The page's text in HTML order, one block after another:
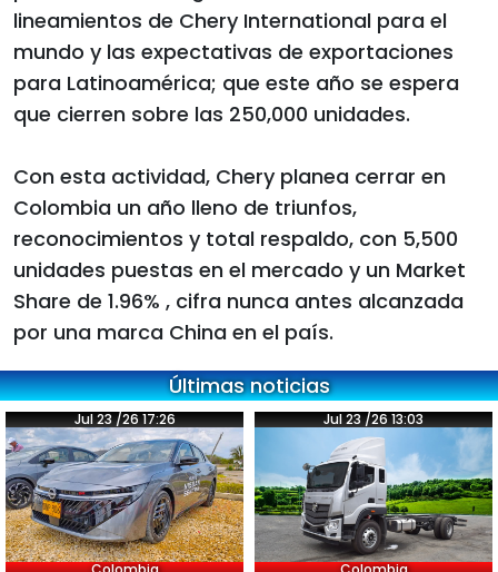
lineamientos de Chery International para el
mundo y las expectativas de exportaciones
para Latinoamérica; que este año se espera
que cierren sobre las 250,000 unidades.
Con esta actividad, Chery planea cerrar en
Colombia un año lleno de triunfos,
reconocimientos y total respaldo, con 5,500
unidades puestas en el mercado y un Market
Share de 1.96% , cifra nunca antes alcanzada
por una marca China en el país.
Últimas noticias
Jul 23 /26 17:26 Jul 23 /26 13:03